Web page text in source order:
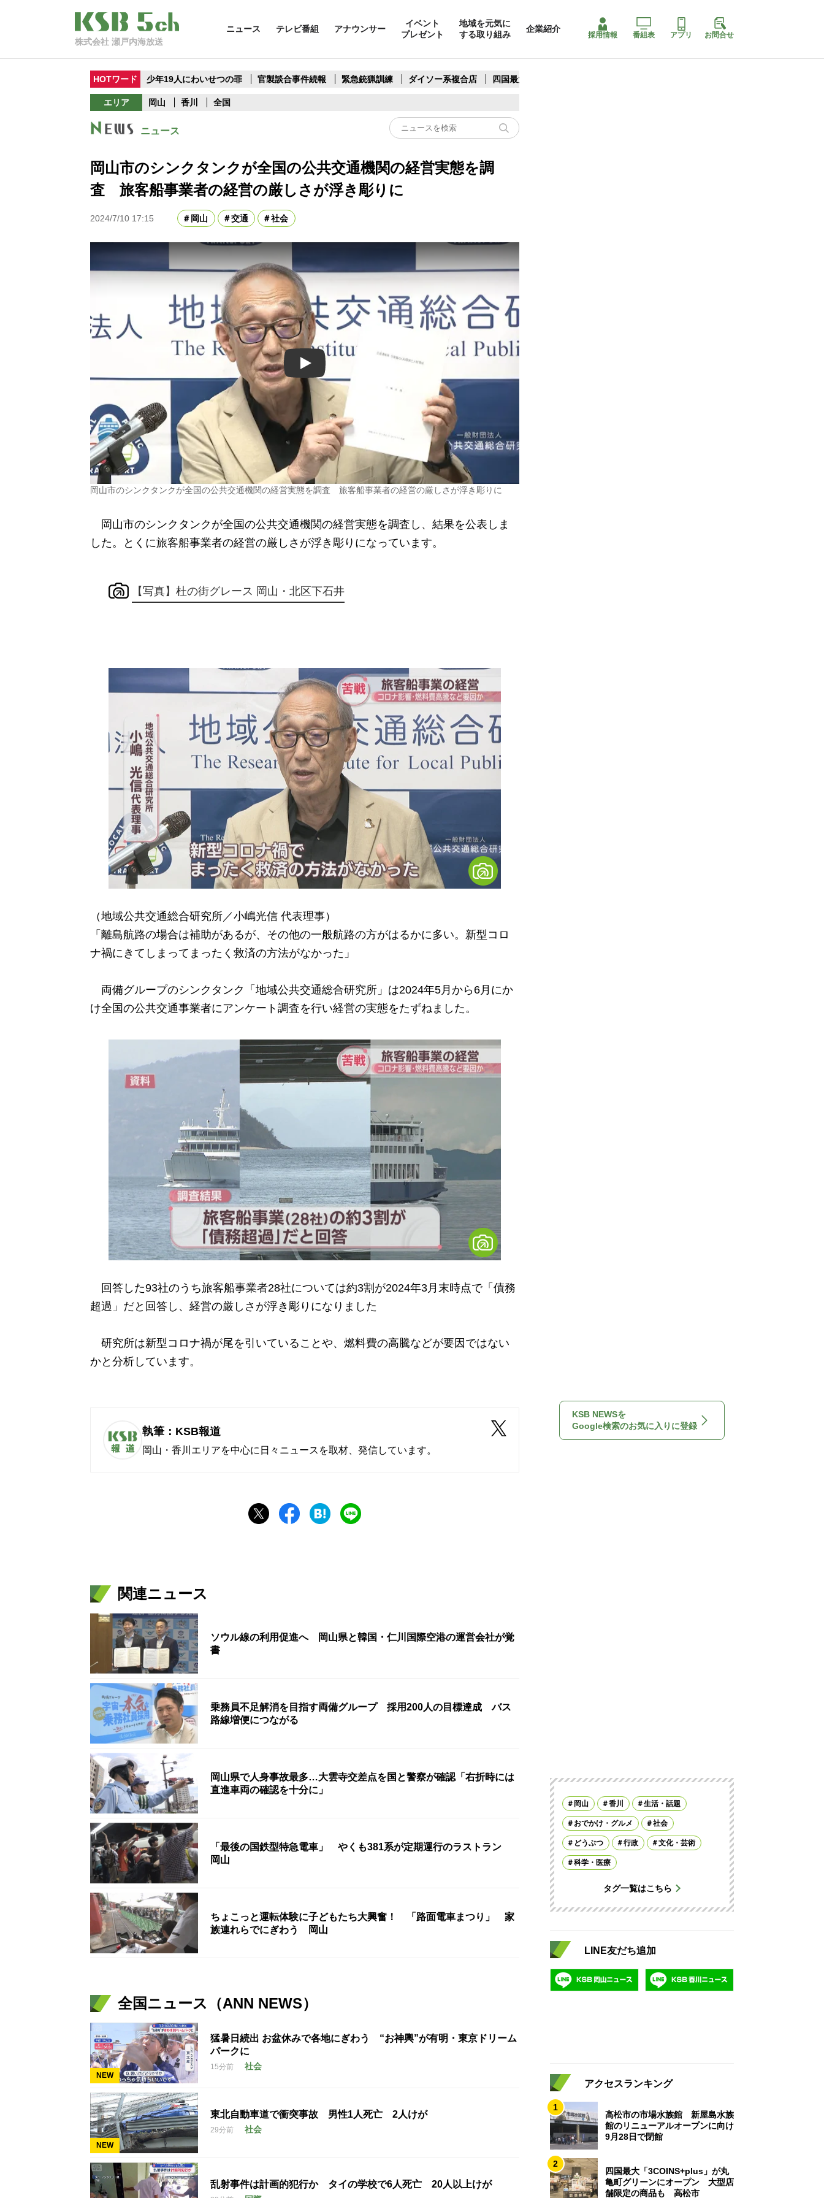
株式会社 瀬戸内海放送
ニュース テレビ番組 アナウンサー
イベント
プレゼント
地域を元気に
する取り組み
企業紹介
採用情報 番組表 アプリ お問合せ
HOTワード 少年19人にわいせつの罪 官製談合事件続報 緊急銃猟訓練 ダイソー系複合店 四国最大スリコ
エリア 岡山 香川 全国
ニュース
岡山市のシンクタンクが全国の公共交通機関の経営実態を調
査 旅客船事業者の経営の厳しさが浮き彫りに
2024/7/10 17:15 岡山 交通 社会
Play
岡山市のシンクタンクが全国の公共交通機関の経営実態を調査 旅客船事業者の経営の厳しさが浮き彫りに
岡山市のシンクタンクが全国の公共交通機関の経営実態を調査し、結果を公表しま
した。とくに旅客船事業者の経営の厳しさが浮き彫りになっています。
【写真】杜の街グレース 岡山・北区下石井
（地域公共交通総合研究所／小嶋光信 代表理事）
「離島航路の場合は補助があるが、その他の一般航路の方がはるかに多い。新型コロ
ナ禍にきてしまってまったく救済の方法がなかった」
両備グループのシンクタンク「地域公共交通総合研究所」は2024年5月から6月にか
け全国の公共交通事業者にアンケート調査を行い経営の実態をたずねました。
回答した93社のうち旅客船事業者28社については約3割が2024年3月末時点で「債務
超過」だと回答し、経営の厳しさが浮き彫りになりました
研究所は新型コロナ禍が尾を引いていることや、燃料費の高騰などが要因ではない
かと分析しています。
執筆：KSB報道
岡山・香川エリアを中心に日々ニュースを取材、発信しています。
関連ニュース
ソウル線の利用促進へ 岡山県と韓国・仁川国際空港の運営会社が覚
書
乗務員不足解消を目指す両備グループ 採用200人の目標達成 バス
路線増便につながる
岡山県で人身事故最多…大雲寺交差点を国と警察が確認「右折時には
直進車両の確認を十分に」
「最後の国鉄型特急電車」 やくも381系が定期運行のラストラン
岡山
ちょこっと運転体験に子どもたち大興奮！ 「路面電車まつり」 家
族連れらでにぎわう 岡山
全国ニュース（ANN NEWS）
NEW
猛暑日続出 お盆休みで各地にぎわう “お神輿”が有明・東京ドリーム
パークに
15分前 社会
NEW
東北自動車道で衝突事故 男性1人死亡 2人けが
29分前 社会
乱射事件は計画的犯行か タイの学校で6人死亡 20人以上けが
KSB NEWSを
Google検索のお気に入りに登録
岡山 香川 生活・話題
おでかけ・グルメ 社会
どうぶつ 行政 文化・芸術
科学・医療
タグ一覧はこちら
LINE友だち追加
アクセスランキング
1
高松市の市場水族館 新屋島水族
館のリニューアルオープンに向け
9月28日で閉館
2
四国最大「3COINS+plus」が丸
亀町グリーンにオープン 大型店
舗限定の商品も 高松市